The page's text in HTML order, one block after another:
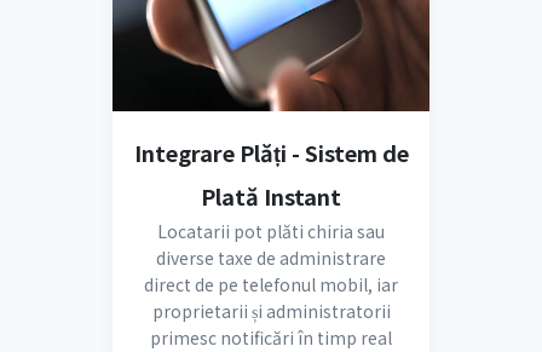
Integrare Plăți - Sistem de
Plată Instant
Locatarii pot plăti chiria sau
diverse taxe de administrare
direct de pe telefonul mobil, iar
proprietarii și administratorii
primesc notificări în timp real